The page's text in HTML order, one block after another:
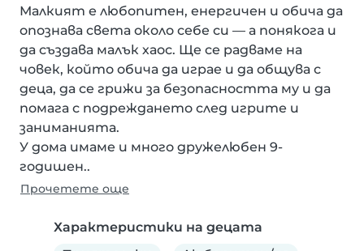
Малкият е любопитен, енергичен и обича да
опознава света около себе си — а понякога и
да създава малък хаос. Ще се радваме на
човек, който обича да играе и да общува с
деца, да се грижи за безопасността му и да
помага с подреждането след игрите и
заниманията.
У дома имаме и много дружелюбен 9-
годишен..
Прочетете още
Характеристики на децата